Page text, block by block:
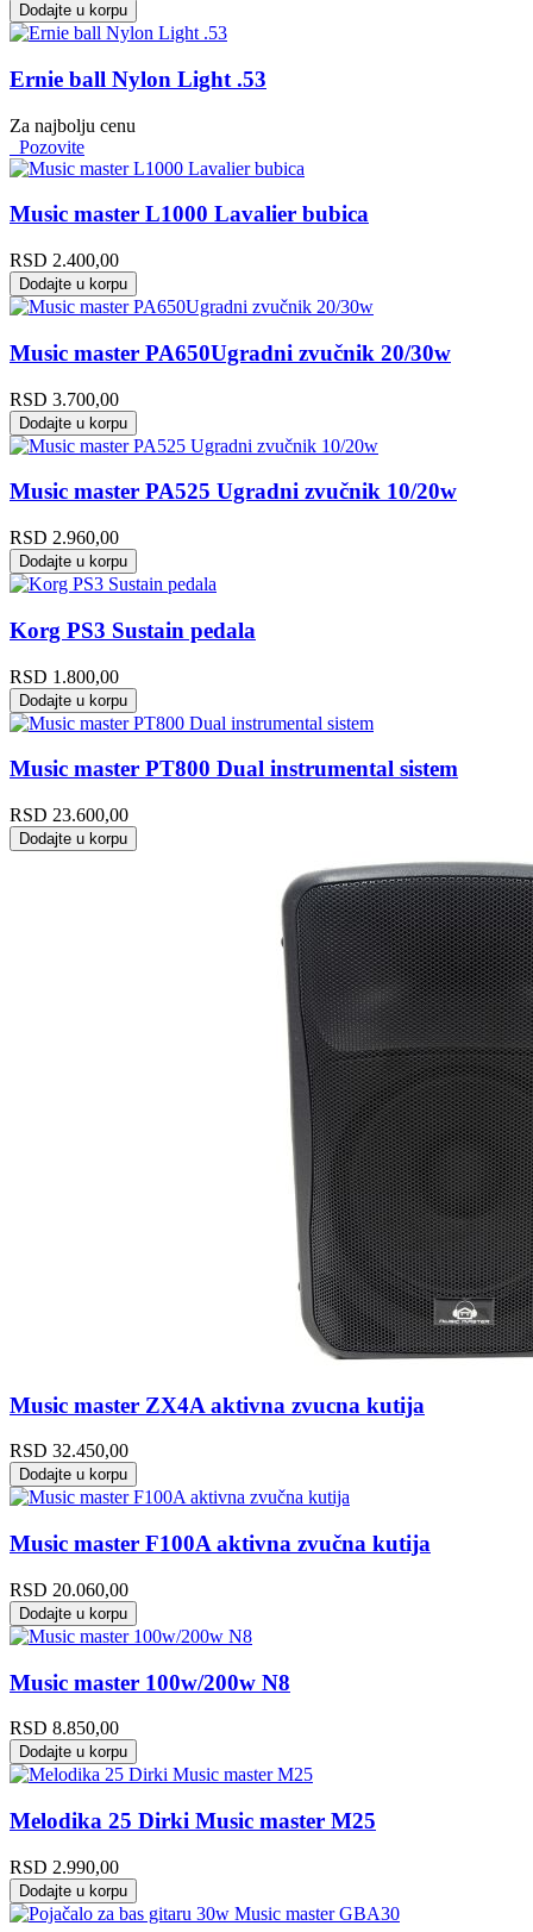
Dodajte u korpu
Ernie ball Nylon Light .53
Za najbolju cenu
Pozovite
Music master L1000 Lavalier bubica
RSD 2.400,00
Dodajte u korpu
Music master PA650Ugradni zvučnik 20/30w
RSD 3.700,00
Dodajte u korpu
Music master PA525 Ugradni zvučnik 10/20w
RSD 2.960,00
Dodajte u korpu
Korg PS3 Sustain pedala
RSD 1.800,00
Dodajte u korpu
Music master PT800 Dual instrumental sistem
RSD 23.600,00
Dodajte u korpu
Music master ZX4A aktivna zvucna kutija
RSD 32.450,00
Dodajte u korpu
Music master F100A aktivna zvučna kutija
RSD 20.060,00
Dodajte u korpu
Music master 100w/200w N8
RSD 8.850,00
Dodajte u korpu
Melodika 25 Dirki Music master M25
RSD 2.990,00
Dodajte u korpu